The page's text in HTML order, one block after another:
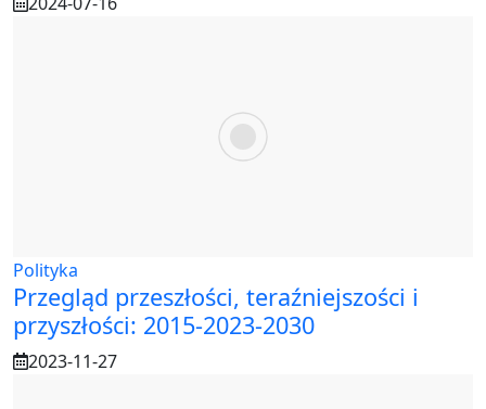
Polityka
Przegląd przeszłości, teraźniejszości i
przyszłości: 2015-2023-2030
2023-11-27